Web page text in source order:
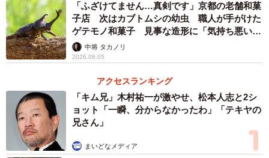
「ふざけてません…真剣です」京都の老舗和菓
子店 次はカブトムシの幼虫 職人が手がけた
ゲテモノ和菓子 見事な造形に「気持ち悪いく
らいリアル」
中将 タカノリ
2026.08.05
アクセスランキング
「キム兄」木村祐一が激やせ、松本人志と2シ
ョット「一瞬、分からなかったわ」「テキヤの
兄さん」
まいどなメディア